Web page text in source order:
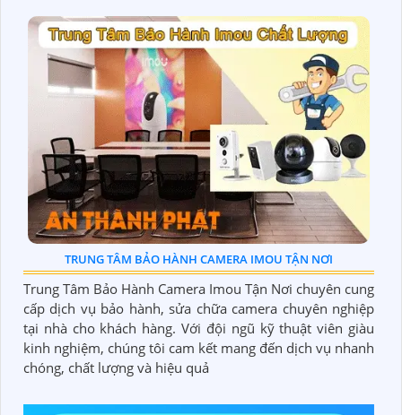
TRUNG TÂM BẢO HÀNH CAMERA IMOU TẬN NƠI
Trung Tâm Bảo Hành Camera Imou Tận Nơi chuyên cung
cấp dịch vụ bảo hành, sửa chữa camera chuyên nghiệp
tại nhà cho khách hàng. Với đội ngũ kỹ thuật viên giàu
kinh nghiệm, chúng tôi cam kết mang đến dịch vụ nhanh
chóng, chất lượng và hiệu quả